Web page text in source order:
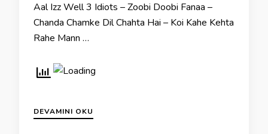
Aal Izz Well 3 Idiots – Zoobi Doobi Fanaa –
Chanda Chamke Dil Chahta Hai – Koi Kahe Kehta
Rahe Mann …
DEVAMINI OKU